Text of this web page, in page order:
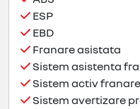
ESP
EBD
Franare asistata
Sistem asistenta
Sistem activ
Sistem avertizare